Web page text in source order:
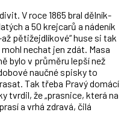
V roce 1865 bral dělník-
a 50 krejcarů a nádeník
pětižejdlíkové“ huse si tak
nechat jen zdát. Masa
bylo v průměru lepší než
naučné spisky to
Tak třeba Pravý domácí
tvrdil, že „prasnice, která na
a vrhá zdravá, čilá